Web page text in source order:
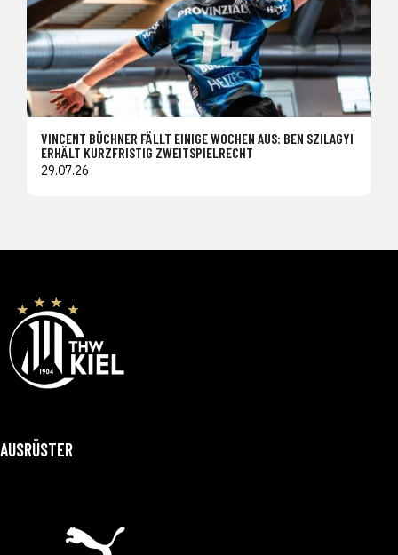
VINCENT BÜCHNER FÄLLT EINIGE WOCHEN AUS: BEN SZILAGYI
ERHÄLT KURZFRISTIG ZWEITSPIELRECHT
29.07.26
AUSRÜSTER